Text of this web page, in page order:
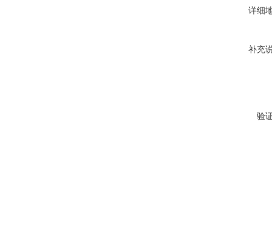
详细
补充
验